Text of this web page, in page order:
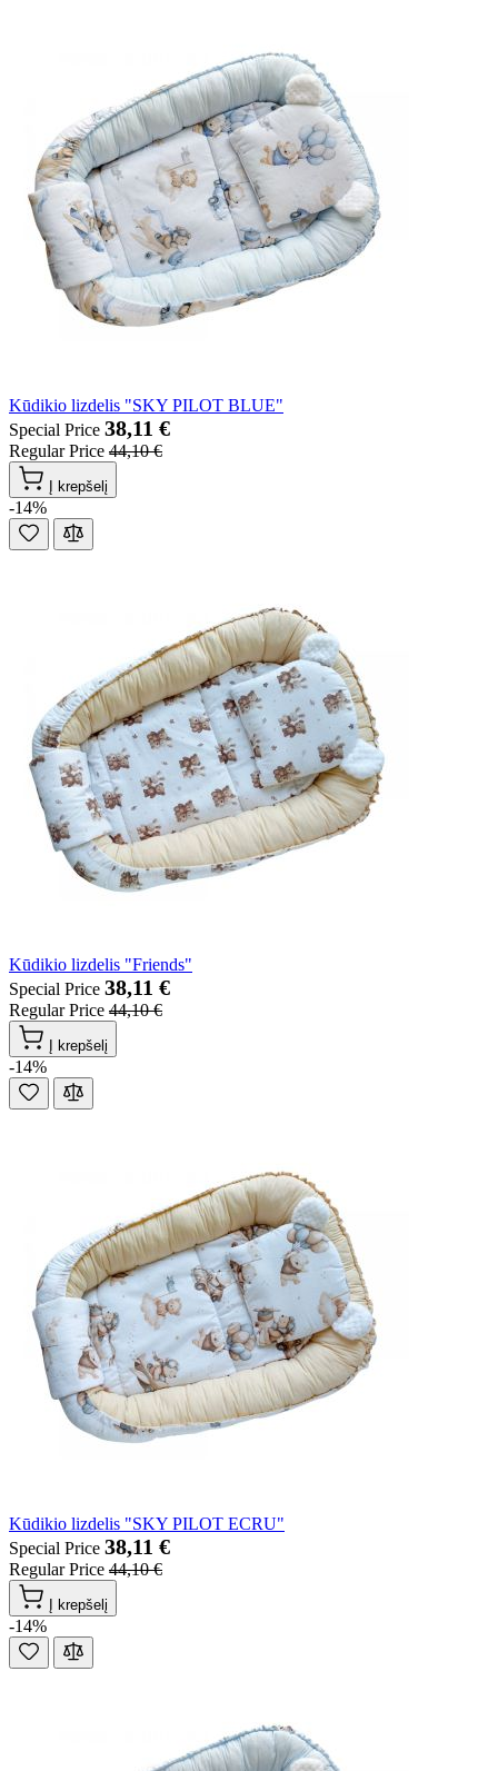
Kūdikio lizdelis "SKY PILOT BLUE"
Special Price 38,11 €
Regular Price 44,10 €
Į krepšelį
-14%
Kūdikio lizdelis "Friends"
Special Price 38,11 €
Regular Price 44,10 €
Į krepšelį
-14%
Kūdikio lizdelis "SKY PILOT ECRU"
Special Price 38,11 €
Regular Price 44,10 €
Į krepšelį
-14%